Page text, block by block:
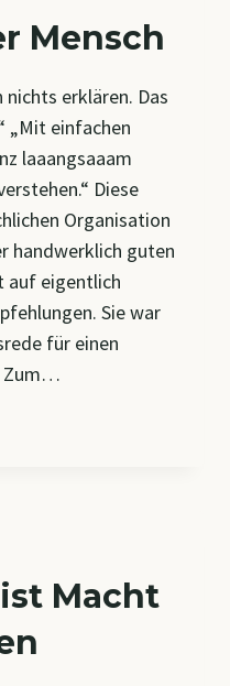
Mensch
erklären. Das
„Mit einfachen
laaangsaaam
Diese
Organisation
handwerklich guten
auf eigentlich
Sie war
für einen
Zum…
Macht